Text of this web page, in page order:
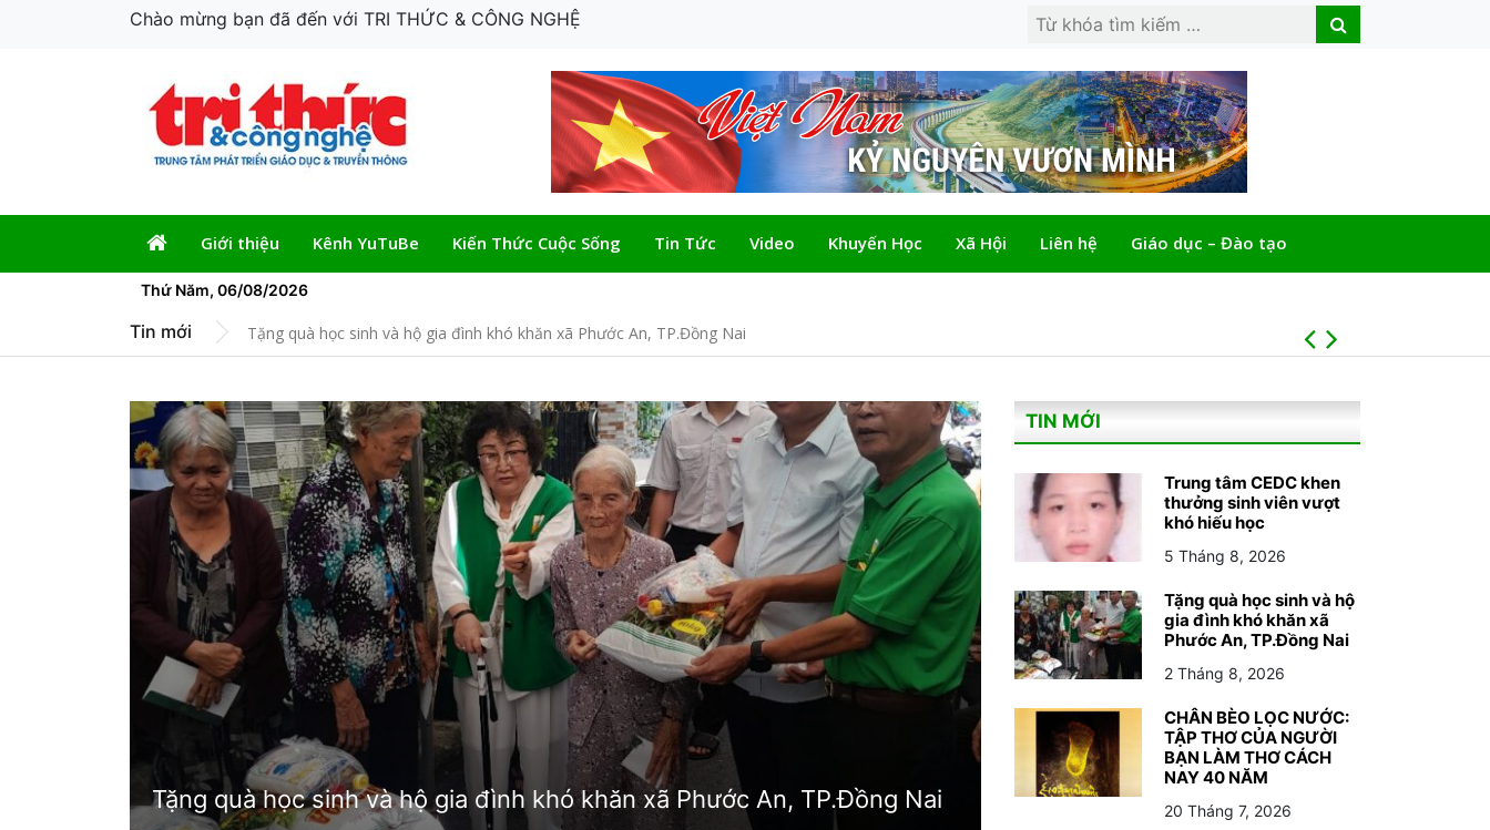
Chào mừng bạn đã đến với TRI THỨC & CÔNG NGHỆ
Search
Search
Giới thiệu Kênh YuTuBe Kiến Thức Cuộc Sống Tin Tức Video Khuyến Học Xã Hội Liên hệ Giáo dục – Đào tạo
Thứ Năm, 06/08/2026
Tin mới
ÔNG PHẠM ĐÌNH VƯƠNG, ÔNG PHẠM CÔNG BỔNG, BÀ NGUYỄN THỊ BÍCH NGÀ, ĐẠI TÁ TẠ QUANG VINH ĐƯỢC BẦU LÀM PHÓ CHỦ TỊCH TRUNG ƯƠNG HỘI GIÁO DỤC CHĂM SÓC SỨC KHOẺ CỘNG ĐỒNG VIỆT NAM
Trung tâm CEDC khen thưởng sinh viên vượt khó hiếu học
Tặng quà học sinh và hộ gia đình khó khăn xã Phước An, TP.Đồng Nai
CHÂN BÈO LỌC NƯỚC: TẬP THƠ CỦA NGƯỜI BẠN LÀM THƠ CÁCH NAY 40 NĂM
Trung tâm CEDC khen thưởng sinh viên vượt khó hiếu học
News
Tặng quà học sinh và hộ gia đình khó khăn xã Phước An, TP.Đồng Nai
CHÂN BÈO LỌC NƯỚC: TẬP THƠ CỦA
NAY 40 NĂM
TIN MỚI
Trung tâm CEDC khen
thưởng sinh viên vượt
khó hiếu học
5 Tháng 8, 2026
Tặng quà học sinh và hộ
gia đình khó khăn xã
Phước An, TP.Đồng Nai
2 Tháng 8, 2026
CHÂN BÈO LỌC NƯỚC:
TẬP THƠ CỦA NGƯỜI
BẠN LÀM THƠ CÁCH
NAY 40 NĂM
20 Tháng 7, 2026